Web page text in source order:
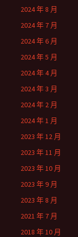
2024 年 8 月
2024 年 7 月
2024 年 6 月
2024 年 5 月
2024 年 4 月
2024 年 3 月
2024 年 2 月
2024 年 1 月
2023 年 12 月
2023 年 11 月
2023 年 10 月
2023 年 9 月
2023 年 8 月
2021 年 7 月
2018 年 10 月